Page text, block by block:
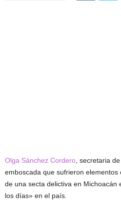
Olga Sánchez Cordero , secretaria
emboscada que sufrieron
de una secta delictiva en
los días» en el país.